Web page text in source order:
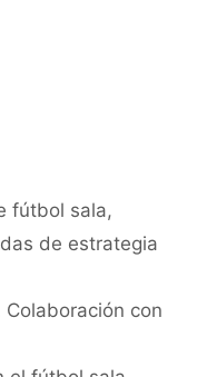
fútbol sala,
de estrategia
con